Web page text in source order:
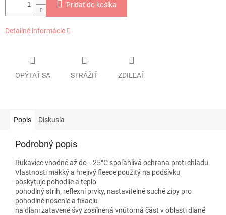
Pridať do košíka
Detailné informácie
OPÝTAŤ SA STRÁŽIŤ ZDIEĽAŤ
Popis Diskusia
Podrobný popis
Rukavice vhodné až do –25°C spoľahlivá ochrana proti chladu
Vlastnosti mäkký a hrejivý fleece použitý na podšívku
poskytuje pohodlie a teplo
pohodlný strih, reflexní prvky, nastavitelné suché zipy pro
pohodlné nosenie a fixaciu
na dlani zatavené švy zosílnená vnútorná část v oblasti dlaně